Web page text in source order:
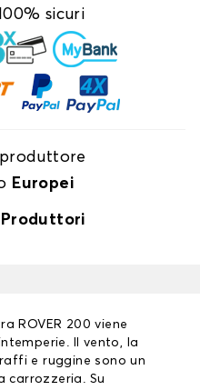
sicuri
Europei
Produttori
ROVER 200 viene
Il vento, la
e ruggine sono un
carrozzeria. Su